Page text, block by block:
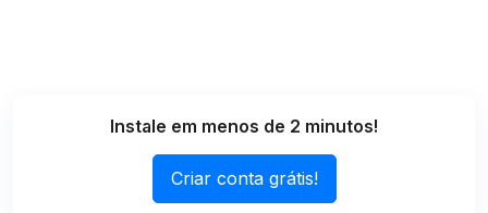
Instale em menos de 2 minutos!
Criar conta grátis!